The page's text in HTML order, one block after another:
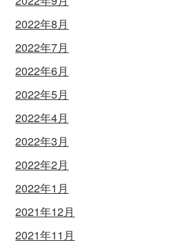
2022年8月
2022年7月
2022年6月
2022年5月
2022年4月
2022年3月
2022年2月
2022年1月
2021年12月
2021年11月